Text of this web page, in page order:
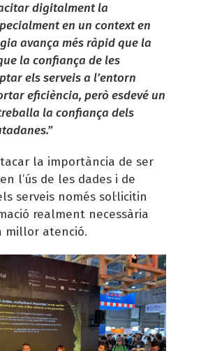
digitalment la
en un context en
avança més ràpid que la
la confiança de les
els serveis a l’entorn
eficiència, però esdevé un
la confiança dels
la importància de ser
l’ús de les dades i de
serveis només sol·licitin
realment necessària
millor atenció.